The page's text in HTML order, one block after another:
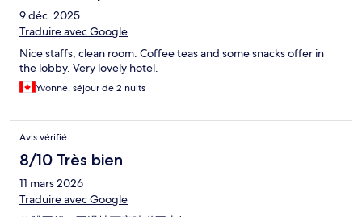
9 déc. 2025
Traduire avec Google
Nice staffs, clean room. Coffee teas and some snacks offer in
the lobby. Very lovely hotel.
Yvonne, séjour de 2 nuits
Avis vérifié
8/10 Très bien
11 mars 2026
Traduire avec Google